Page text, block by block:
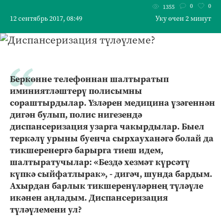
12 сентябрь 2017, 08:49
1355 0 0
Уку өчен 2 минут
Беркөнне телефоннан шалтыратып
иминиятләштерү полисымны
сораштырдылар. Үзләрен медицина үзәгеннән
дигән булып, полис нигезендә
диспансеризация узарга чакырдылар. Быел
теркәлү урыны буенча сырхауханәгә болай да
тикшеренергә барырга тиеш идем,
шалтыратучылар: «Бездә хезмәт күрсәтү
күпкә сыйфатлырак», - дигәч, шунда бардым.
Ахырдан барлык тикшеренүләрнең түләүле
икәнен аңладым. Диспансеризация
түләүлемени ул?